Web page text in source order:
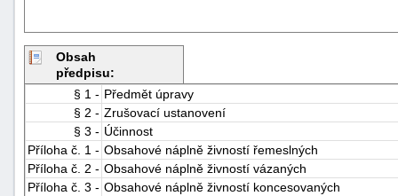
Obsah
předpisu:
§ 1 - Předmět úpravy
§ 2 - Zrušovací ustanovení
§ 3 - Účinnost
Příloha č. 1 - Obsahové náplně živností řemeslných
Příloha č. 2 - Obsahové náplně živností vázaných
Příloha č. 3 - Obsahové náplně živností koncesovaných